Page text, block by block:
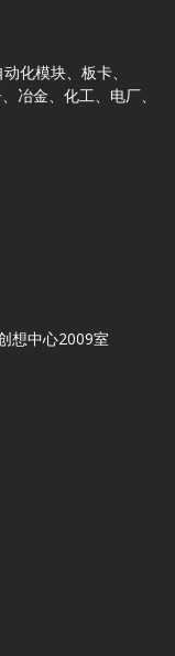
化模块、板卡、
冶金、化工、电厂、
想中心2009室